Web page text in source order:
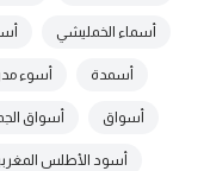
أسماء الخمليشي
أسمدة أسوء
أسواق أسواق
أسود الأطلس